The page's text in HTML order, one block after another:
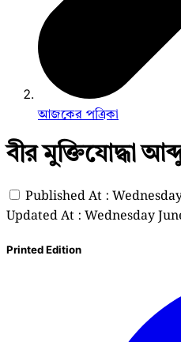
আজকের পত্রিকা
বীর মুক্তিযোদ্ধা
Published At :
Updated At : Wednesday
Printed Edition